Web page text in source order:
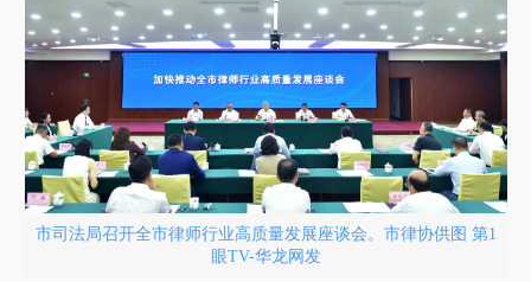
市司法局召开全市律师行业高质量发展座谈会。市律协供图 第1
眼TV-华龙网发